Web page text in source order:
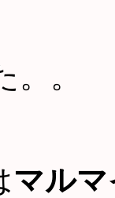
。。
マル